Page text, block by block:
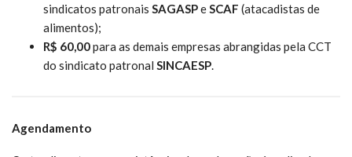
sindicatos patronais SAGASPeSCAF (atacadistas de
alimentos);
R$ 60,00para as demais empresas abrangidas pela CCT
do sindicato patronal SINCAESP.
Agendamento